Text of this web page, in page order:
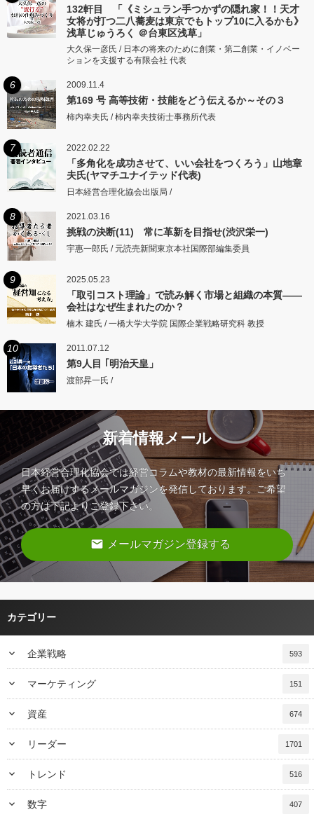
132軒目 「《ミシュラン手つかずの隠れ家！！天才
女将が打つ二八蕎麦は東京でもトップ10に入るかも》
浅草じゅうろく ＠台東区浅草」
大久保一彦氏 / 日本の将来のために創業・第二創業・イノベー
ションを支援する有限会社 代表
6 2009.11.4
第169 号 高等技術・技能をどう伝えるか～その３
柿内幸夫氏 / 柿内幸夫技術士事務所代表
7 2022.02.22
「多角化を成功させて、いい会社をつくろう」山地章
夫氏(ヤマチユナイテッド代表)
日本経営合理化協会出版局 /
8 2021.03.16
挑戦の決断(11) 常に革新を目指せ(渋沢栄一)
宇惠一郎氏 / 元読売新聞東京本社国際部編集委員
9 2025.05.23
「取引コスト理論」で読み解く市場と組織の本質――
会社はなぜ生まれたのか？
楠木 建氏 / 一橋大学大学院 国際企業戦略研究科 教授
10 2011.07.12
第9人目 ｢明治天皇」
渡部昇一氏 /
新着情報メール
日本経営合理化協会では経営コラムや教材の最新情報をいち
早くお届けするメールマガジンを発信しております。ご希望
の方は下記よりご登録下さい。
email メールマガジン登録する
カテゴリー
keyboard_arrow_down 企業戦略 593
keyboard_arrow_down マーケティング 151
keyboard_arrow_down 資産 674
keyboard_arrow_down リーダー 1701
keyboard_arrow_down トレンド 516
keyboard_arrow_down 数字 407